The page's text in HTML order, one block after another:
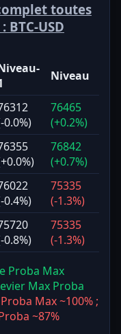
toutes
BTC-USD
Niveau
0.0%)
76465
(+0.2%)
76842
(+0.7%)
0.4%)
75335
(-1.3%)
0.8%)
75335
(-1.3%)
Proba Max
Max Proba
Max ~100% ;
~87%